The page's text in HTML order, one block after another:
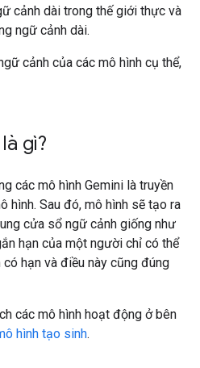
cảnh dài trong thế giới thực và
ngữ cảnh dài.
cảnh của các mô hình cụ thể,
gì?
các mô hình Gemini là truyền
hình. Sau đó, mô hình sẽ tạo ra
cửa sổ ngữ cảnh giống như
hạn của một người chỉ có thể
hạn và điều này cũng đúng
các mô hình hoạt động ở bên
hình tạo sinh.